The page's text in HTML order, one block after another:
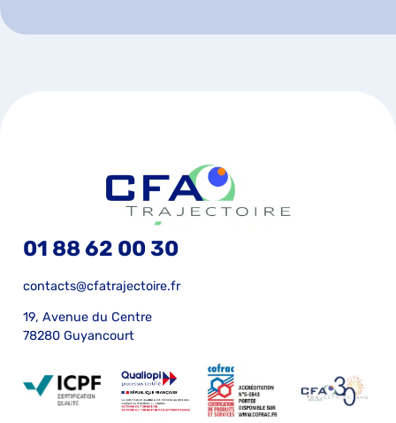
01 88 62 00 30
contacts@cfatrajectoire.fr
19, Avenue du Centre
78280 Guyancourt